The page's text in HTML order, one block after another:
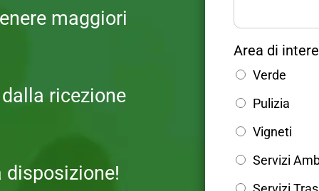
maggiori
ricezione
o
P
o
l
c
y
*
C
Area di
Verde
Pulizia
Vigneti
Servizi